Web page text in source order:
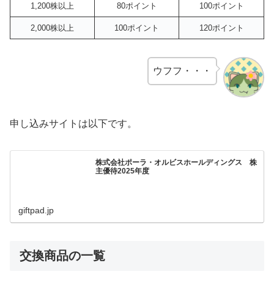
1,200株以上 80ポイント 100ポイント
2,000株以上 100ポイント 120ポイント
ウフフ・・・
申し込みサイトは以下です。
株式会社ポーラ・オルビスホールディングス 株
主優待2025年度
giftpad.jp
交換商品の一覧